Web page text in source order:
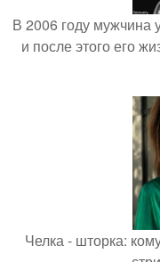
В 2006 году мужчина
и после этого его
Челка - шторка: